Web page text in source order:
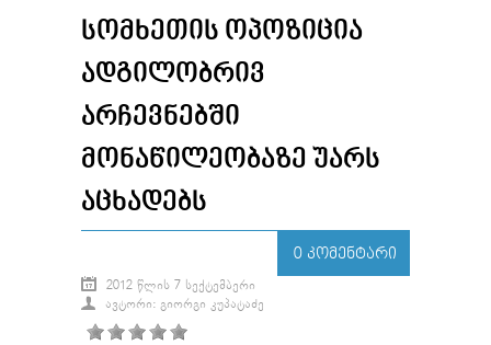
ᲡᲝᲛᲮᲔᲗᲘᲡ ᲝᲞᲝᲖᲘᲪᲘᲐ
ᲐᲓᲒᲘᲚᲝᲑᲠᲘᲕ
ᲐᲠᲩᲔᲕᲜᲔᲑᲨᲘ
ᲛᲝᲜᲐᲬᲘᲚᲔᲝᲑᲐᲖᲔ ᲣᲐᲠᲡ
ᲐᲪᲮᲐᲓᲔᲑᲡ
0 ᲙᲝᲛᲔᲜᲢᲐᲠᲘ
2012 ᲬᲚᲘᲡ 7 ᲡᲔᲥᲢᲔᲛᲑᲔᲠᲘ
ᲐᲕᲢᲝᲠᲘ: ᲒᲘᲝᲠᲒᲘ ᲙᲣᲞᲐᲢᲐᲫᲔ